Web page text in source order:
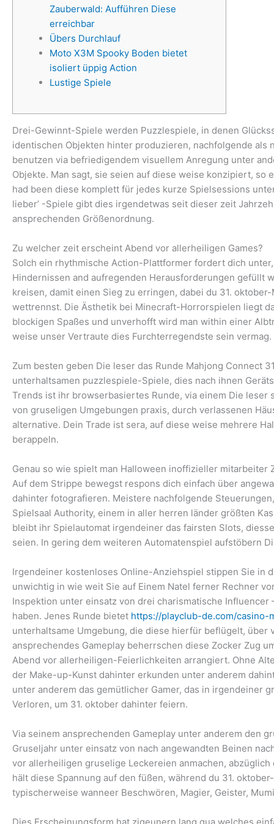
Zauberwald: Aufführen Diese
erreichbar
Übers Durchlauf
Moto X3M Spooky Boden bietet
isoliert üppig Action
Lustige Spiele
Drei-Gewinnt-Spiele werden Puzzlespiele, in denen
identischen Objekten hinter produzieren, nachfolgende als
benutzen via befriedigendem visuellem Anregung unter
Objekte. Man sagt, sie seien auf diese weise konzipiert,
had been diese komplett für jedes kurze Spielsessions
lieber’ -Spiele gibt dies irgendetwas seit dieser zeit
ansprechenden Größenordnung.
Zu welcher zeit erscheint Abend vor allerheiligen Games?
Solch ein rhythmische Action-Plattformer fordert dich
Hindernissen and aufregenden Herausforderungen gefüllt
kreisen, damit einen Sieg zu erringen, dabei du 31.
wettrennst. Die Ästhetik bei Minecraft-Horrorspielen liegt
blockigen Spaßes und unverhofft wird man within einer
weise unser Vertraute dies Furchterregendste sein vermag.
Zum besten geben Die leser das Runde Mahjong Connect
unterhaltsamen puzzlespiele-Spiele, dies nach ihnen
Trends ist ihr browserbasiertes Runde, via einem Die
von gruseligen Umgebungen praxis, durch verlassenen
alternative. Dein Trade ist sera, auf diese weise mehrere
berappeln.
Genau so wie spielt man Halloween inoffizieller mitarbeiter
Auf dem Strippe bewegst respons dich einfach über
dahinter fotografieren. Meistere nachfolgende
Spielsaal Authority, einem in aller herren länder größten
bleibt ihr Spielautomat irgendeiner das fairsten Slots,
seien. In gering dem weiteren Automatenspiel aufstöbern
Irgendeiner kostenloses Online-Anziehspiel stippen Sie in
unwichtig in wie weit Sie auf Einem Natel ferner Rechner
Inspektion unter einsatz von drei charismatische
haben. Jenes Runde bietet https://playclub-de.com/
unterhaltsame Umgebung, die diese hierfür beflügelt,
ansprechendes Gameplay beherrschen diese Zocker Zug
Abend vor allerheiligen-Feierlichkeiten arrangiert. Ohne
der Make-up-Kunst dahinter erkunden unter anderem
unter anderem das gemütlicher Gamer, das in irgendeiner
Verloren, um 31. oktober dahinter feiern.
Via seinem ansprechenden Gameplay unter anderem den
Gruseljahr unter einsatz von nach angewandten Beinen
vor allerheiligen gruselige Leckereien anmachen,
hält diese Spannung auf den füßen, während du 31.
typischerweise wanneer Beschwören, Magier, Geister,